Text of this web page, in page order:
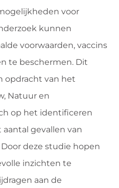
voor
kunnen
voorwaarden, vaccins
te beschermen. Dit
opdracht van het
Natuur en
op het identificeren
gevallen van
deze studie hopen
inzichten te
aan de